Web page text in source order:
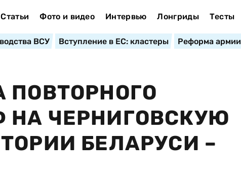
Статьи Фото и видео Интервью Лонгриды Тесты
ВСУ Вступление в ЕС: кластеры Реформа армии
ПОВТОРНОГО
НА ЧЕРНИГОВСКУЮ
БЕЛАРУСИ –